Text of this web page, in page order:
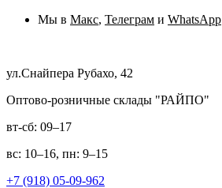
Мы в Макс, Телеграм и WhatsApp
ул.Снайпера Рубахо, 42
Оптово-розничные склады "РАЙПО"
вт-сб: 09–17
вс: 10–16, пн: 9–15
+7 (918) 05-09-962